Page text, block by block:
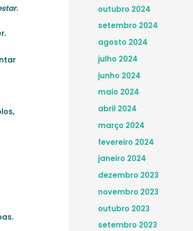
.
outubro 2024
setembro 2024
agosto 2024
julho 2024
junho 2024
maio 2024
abril 2024
março 2024
fevereiro 2024
janeiro 2024
dezembro 2023
novembro 2023
outubro 2023
setembro 2023